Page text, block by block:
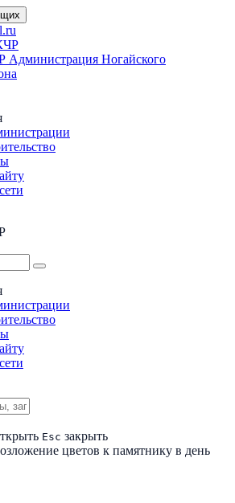
Администрация Ногайского
Esc закрыть
цветов к памятнику в день